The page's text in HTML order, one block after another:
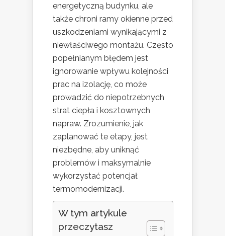
energetyczną budynku, ale
także chroni ramy okienne przed
uszkodzeniami wynikającymi z
niewłaściwego montażu. Często
popełnianym błędem jest
ignorowanie wpływu kolejności
prac na izolację, co może
prowadzić do niepotrzebnych
strat ciepła i kosztownych
napraw. Zrozumienie, jak
zaplanować te etapy, jest
niezbędne, aby uniknąć
problemów i maksymalnie
wykorzystać potencjał
termomodernizacji.
W tym artykule
przeczytasz